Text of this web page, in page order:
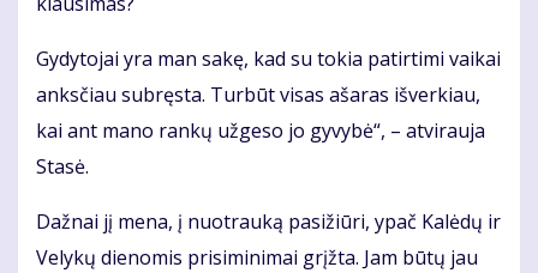
Gy­dy­to­jai yra man sa­kę, kad su to­kia pa­tir­ti­mi vai­kai
anks­čiau su­bręs­ta. Tur­būt vi­sas aša­ras iš­ver­kiau,
kai ant ma­no ran­kų už­ge­so jo gy­vy­bė“, – at­vi­rau­ja
Sta­sė.
Daž­nai jį me­na, į nuo­trau­ką pa­si­žiū­ri, ypač Ka­lė­dų ir
Ve­ly­kų die­no­mis pri­si­mi­ni­mai grįž­ta. Jam bū­tų jau